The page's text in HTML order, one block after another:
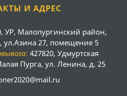
И АДРЕС
УР, Малопургинский район,
ул.Азина 27, помещение 5
427820, Удмуртская
Пурга, ул. Ленина, д. 25